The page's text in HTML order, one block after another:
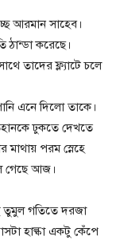
আরমান সাহেব।
ঠান্ডা করেছে।
তাদের ফ্ল্যাটে চলে
এনে দিলো তাকে।
ঢুকতে দেখতে
পরম স্নেহে
গেছে আজ।
তুমুল গতিতে দরজা
হাল্কা একটু কেঁপে